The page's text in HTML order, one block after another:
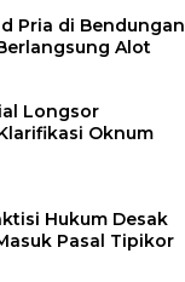
Pria di Bendungan
Alot
Longsor
Oknum
Hukum Desak
Pasal Tipikor